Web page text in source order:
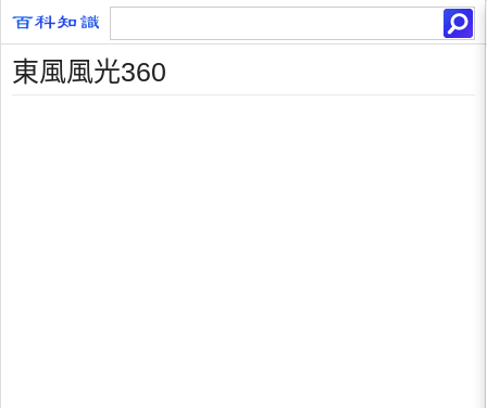
東風風光360